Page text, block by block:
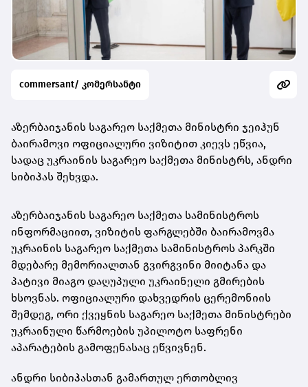
commersant/ კომერსანტი
აზერბაიჯანის საგარეო საქმეთა მინისტრი ჯეიჰუნ
ბაირამოვი ოფიციალური ვიზიტით კიევს ეწვია,
სადაც უკრაინის საგარეო საქმეთა მინისტრს, ანდრი
სიბიჰას შეხვდა.
აზერბაიჯანის საგარეო საქმეთა სამინისტროს
ინფორმაციით, ვიზიტის ფარგლებში ბაირამოვმა
უკრაინის საგარეო საქმეთა სამინისტროს პარკში
მდებარე მემორიალთან გვირგვინი მიიტანა და
პატივი მიაგო დაღუპული უკრაინელი გმირების
ხსოვნას. ოფიციალური დახვედრის ცერემონიის
შემდეგ, ორი ქვეყნის საგარეო საქმეთა მინისტრები
უკრაინული წარმოების უპილოტო საფრენი
აპარატების გამოფენასაც ეწვივნენ.
ანდრი სიბიჰასთან გამართულ ერთობლივ